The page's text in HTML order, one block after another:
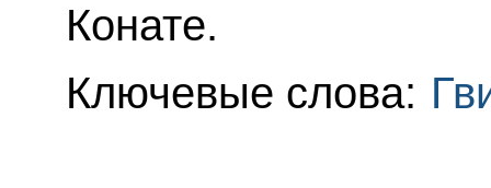
Конате.
Ключевые слова: